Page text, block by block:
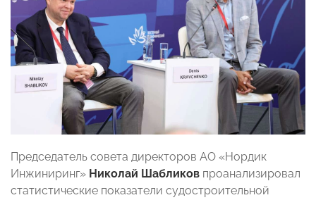
Председатель совета директоров АО «Нордик
Инжиниринг» Николай Шабликов проанализировал
статистические показатели судостроительной